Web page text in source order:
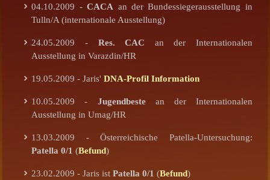
04.10.2009 -CACA an der Bundessiegerausstellung in
Tulln/A (internationale Ausstellung)
24.05.2009 - Res. CAC an der Internationalen
Ausstellung in Varazdin/HR
19.05.2009 - Jaris'DNA-Profil Information
10.05.2009 - Jugendbestean der Internationalen
Ausstellung in Umag/HR
13.03.2009 - Österreichische Patella-Untersuchung:
Patella 0/1 (Befund)
23.02.2009 - Jaris istPatella 0/1 (Befund)